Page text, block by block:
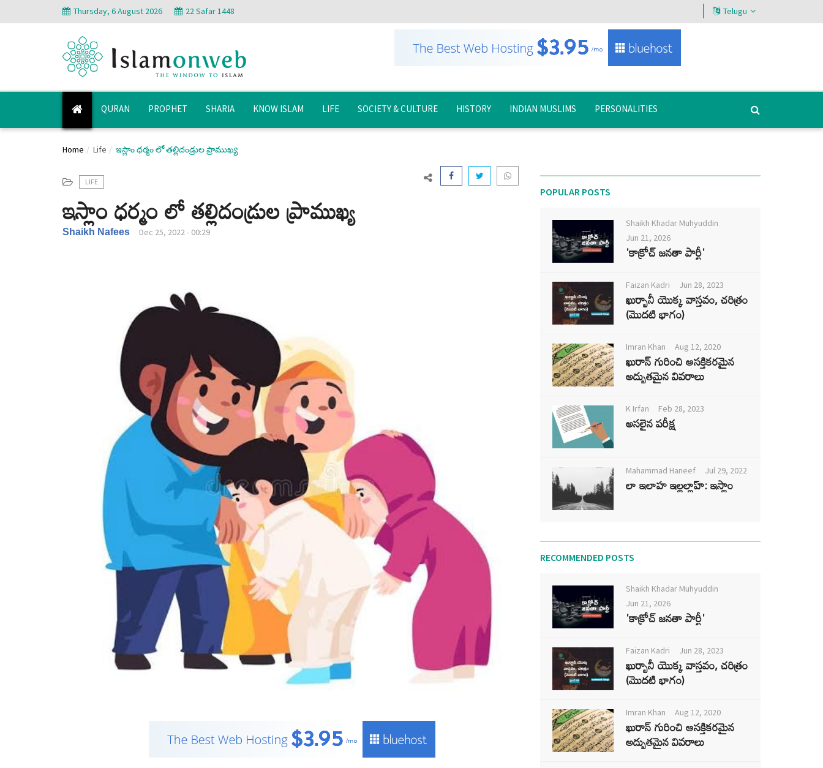
Thursday, 6 August 2026 22 Safar 1448 Telugu
QURAN PROPHET SHARIA KNOW ISLAM LIFE SOCIETY & CULTURE HISTORY INDIAN MUSLIMS PERSONALITIES
Home Life ఇస్లాం ధర్మం లో తల్లిదండ్రుల ప్రాముఖ్య
LIFE
ఇస్లాం ధర్మం లో తల్లిదండ్రుల ప్రాముఖ్య
Shaikh Nafees Dec 25, 2022 - 00:29
POPULAR POSTS
Shaikh Khadar Muhyuddin
Jun 21, 2026
'కాక్రోచ్ జనతా పార్టీ'
Faizan Kadri Jun 28, 2023
ఖుర్బానీ యొక్క వాస్తవం, చరిత్రం
(మొదటి భాగం)
Imran Khan Aug 12, 2020
ఖురాన్ గురించి ఆసక్తికరమైన
అద్భుతమైన వివరాలు
K Irfan Feb 28, 2023
అసలైన పరీక్ష
Mahammad Haneef Jul 29, 2022
లా ఇలాహ ఇల్లల్లాహ్: ఇస్లాం
RECOMMENDED POSTS
Shaikh Khadar Muhyuddin
Jun 21, 2026
'కాక్రోచ్ జనతా పార్టీ'
Faizan Kadri Jun 28, 2023
ఖుర్బానీ యొక్క వాస్తవం, చరిత్రం
(మొదటి భాగం)
Imran Khan Aug 12, 2020
ఖురాన్ గురించి ఆసక్తికరమైన
అద్భుతమైన వివరాలు